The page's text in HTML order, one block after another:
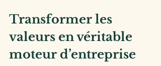
Transformer les
valeurs en véritable
moteur d’entreprise